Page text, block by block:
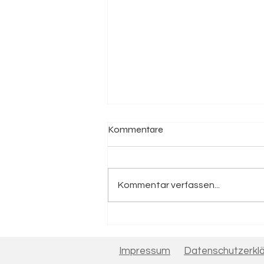
Nobody wants to stop.....
Kommentare
Kommentar verfassen...
Impressum